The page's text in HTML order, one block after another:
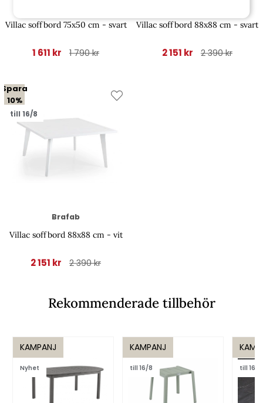
Villac soffbord 75x50 cm - svart
1 611 kr 1 790 kr
Villac soffbord 88x88 cm - svart
2 151 kr 2 390 kr
Spara
10%
till 16/8
Brafab
Villac soffbord 88x88 cm - vit
2 151 kr 2 390 kr
Rekommenderade tillbehör
KAMPANJ
Nyhet
KAMPANJ
till 16/8 till 16/8